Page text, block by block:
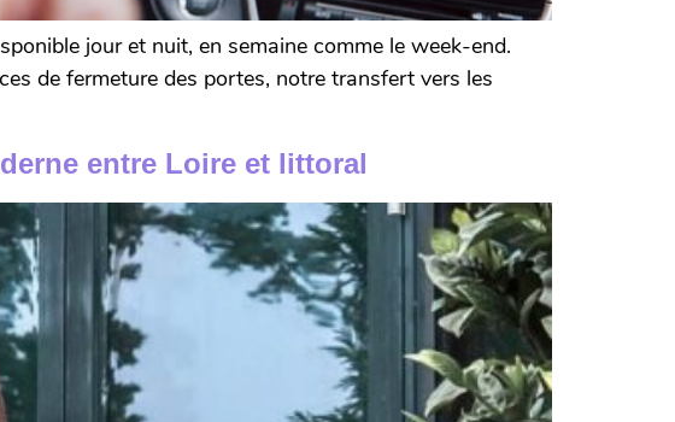
jour et nuit, en semaine comme le week-end.
de fermeture des portes, notre transfert vers les
entre Loire et littoral